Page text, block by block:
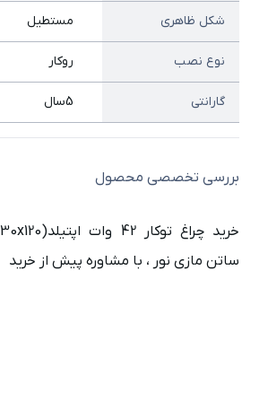
شکل ظاهری مستطیل
نوع نصب روکار
گارانتی 5سال
بررسی تخصصی محصول
ساتن مازی نور ، با مشاوره پیش از خرید